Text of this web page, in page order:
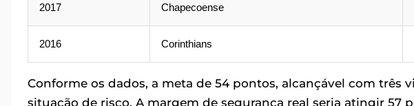
2017 Chapecoense
2016 Corinthians
Conforme os dados, a meta de 54 pontos, alcançável com três
situação de risco. A margem de segurança real seria atingir 57